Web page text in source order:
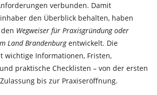
verbunden. Damit
den Überblick behalten, haben
den Wegweiser für Praxisgründung oder
Land Brandenburgentwickelt. Die
wichtige Informationen, Fristen,
praktische Checklisten – von der ersten
bis zur Praxiseröffnung.